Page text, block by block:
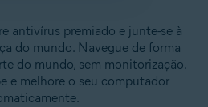
antivírus premiado e junte-se à
do mundo. Navegue de forma
do mundo, sem monitorização.
e melhore o seu computador